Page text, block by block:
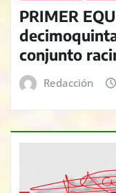
PRIMER
conjunto
Redacción